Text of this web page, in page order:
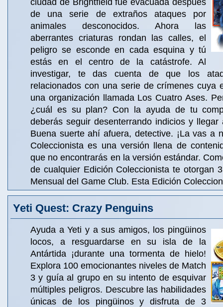
ciudad de Brightfield fue evacuada después
de una serie de extraños ataques por
animales desconocidos. Ahora las
aberrantes criaturas rondan las calles, el
peligro se esconde en cada esquina y tú
estás en el centro de la catástrofe. Al
investigar, te das cuenta de que los
relacionados con una serie de crímenes cuya
una organización llamada Los Cuatro Ases.
¿cuál es su plan? Con la ayuda de tu
deberás seguir desenterrando indicios y
Buena suerte ahí afuera, detective. ¡La vas a
Coleccionista es una versión llena de
que no encontrarás en la versión estándar.
de cualquier Edición Coleccionista te otorgan
Mensual del Game Club. Esta Edición
Yeti Quest: Crazy Penguins
Ayuda a Yeti y a sus amigos, los pingüinos
locos, a resguardarse en su isla de la
Antártida ¡durante una tormenta de hielo!
Explora 100 emocionantes niveles de Match
3 y guía al grupo en su intento de esquivar
múltiples peligros. Descubre las habilidades
únicas de los pingüinos y disfruta de 3